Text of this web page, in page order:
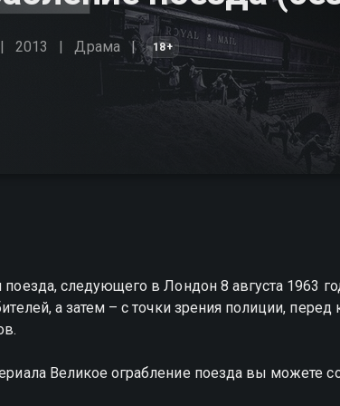
2013 Драма 18+
поезда, следующего в Лондон 8 августа 1963
а затем – с точки зрения полиции, перед
Великое ограбление поезда вы можете